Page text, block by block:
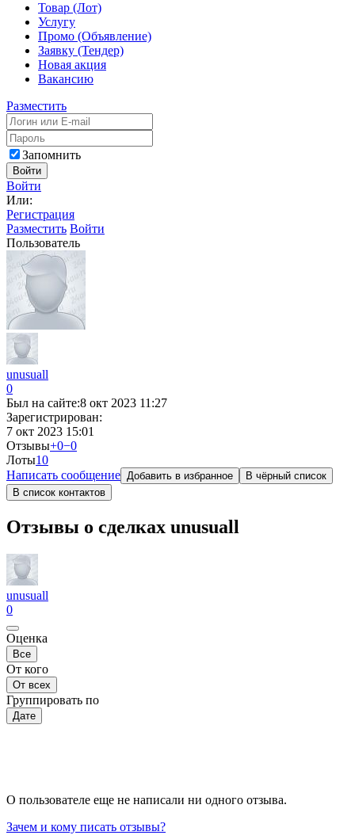
Товар (Лот)
Услугу
Промо (Объявление)
Заявку (Тендер)
Новая акция
Вакансию
Разместить
Запомнить
Войти
Войти
Или:
Регистрация
Разместить Войти
Пользователь
unusuall
0
Был на сайте:8 окт 2023 11:27
Зарегистрирован:
7 окт 2023 15:01
Отзывы+0−0
Лоты10
Написать сообщение Добавить в избранное
В чёрный список
В список контактов
Отзывы о сделках unusuall
unusuall
0
Оценка
Все
От кого
От всех
Группировать по
Дате
О пользователе еще не написали ни одного отзыва.
Зачем и кому писать отзывы?